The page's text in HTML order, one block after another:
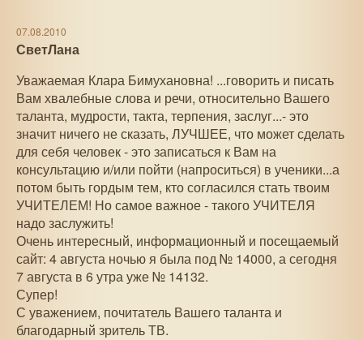
07.08.2010
СветЛана
Уважаемая Клара Бимухановна! ...говорить и писать
Вам хвалебные слова и речи, относительно Вашего
таланта, мудрости, такта, терпения, заслуг...- это
значит ничего не сказать, ЛУЧШЕЕ, что может сделать
для себя человек - это записаться к Вам на
консультацию и/или пойти (напроситься) в ученики...а
потом быть гордым тем, кто согласился стать твоим
УЧИТЕЛЕМ! Но самое важное - такого УЧИТЕЛЯ
надо заслужить!
Очень интересный, информационный и посещаемый
сайт: 4 августа ночью я была под № 14000, а сегодня
7 августа в 6 утра уже № 14132.
Супер!
С уважением, почитатель Вашего таланта и
благодарный зритель ТВ.